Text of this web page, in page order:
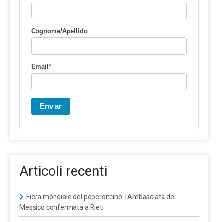
Cognome/Apellido
Email *
Enviar
Articoli recenti
Fiera mondiale del peperoncino: l’Ambasciata del
Messico confermata a Rieti